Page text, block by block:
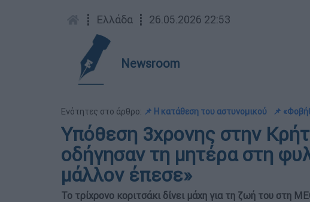
┋ Ελλάδα ┋ 26.05.2026 22:53
Newsroom
Ενότητες στο άρθρο: 📌 Η κατάθεση του αστυνομικού 📌
Υπόθεση 3χρονης στην
οδήγησαν τη μητέρα στη
μάλλον έπεσε»
Το τρίχρονο κοριτσάκι δίνει μάχη για τη ζωή του